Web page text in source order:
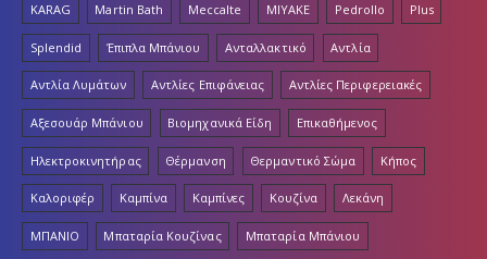
KARAG Martin Bath Meccalte MIYAKE Pedrollo Plus
Splendid Έπιπλα Μπάνιου Ανταλλακτικό Αντλία
Αντλία Λυμάτων Αντλίες Επιφάνειας Αντλίες Περιφερειακές
Αξεσουάρ Μπάνιου Βιομηχανικά Είδη Επικαθήμενος
Ηλεκτροκινητήρας Θέρμανση Θερμαντικό Σώμα Κήπος
Καλοριφέρ Καμπίνα Καμπίνες Κουζίνα Λεκάνη
ΜΠΑΝΙΟ Μπαταρία Κουζίνας Μπαταρία Μπάνιου